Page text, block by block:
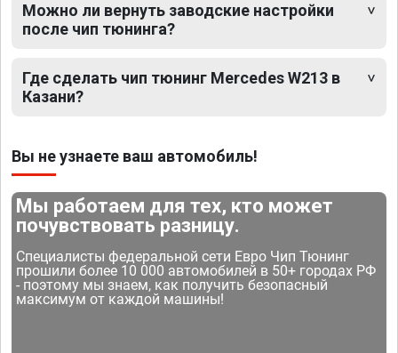
Можно ли вернуть заводские настройки
после чип тюнинга?
Где сделать чип тюнинг Mercedes W213 в
Казани?
Вы не узнаете ваш автомобиль!
Мы работаем для тех, кто может
почувствовать разницу.
Специалисты федеральной сети Евро Чип Тюнинг
прошили более 10 000 автомобилей в 50+ городах РФ
- поэтому мы знаем, как получить безопасный
максимум от каждой машины!